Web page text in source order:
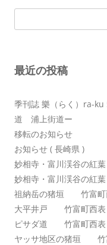
ン
索:
最近の投稿
季刊誌 樂（らく）ra-
道 浦上街道ー
移転のお知らせ
お知らせ ( 長崎県 )
妙相寺・富川渓谷の紅
妙相寺・富川渓谷の紅
祖納岳の猪垣 竹富町
大平井戸 竹富町西表
ピサダ道 竹富町西表
ヤッサ地区の猪垣 竹